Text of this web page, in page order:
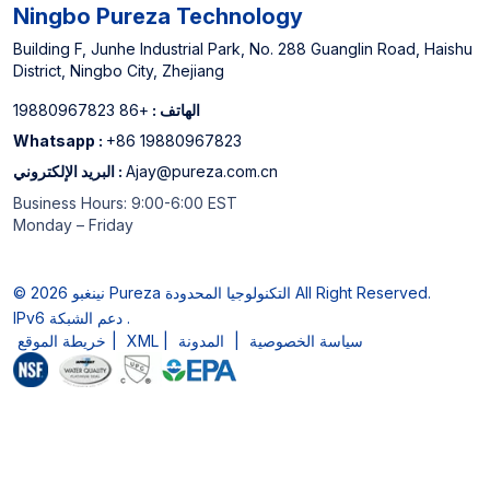
Ningbo Pureza Technology
Building F, Junhe Industrial Park, No. 288 Guanglin Road, Haishu
District, Ningbo City, Zhejiang
الهاتف : +86 19880967823
Whatsapp : +86 19880967823
البريد الإلكتروني : Ajay@pureza.com.cn
Business Hours: 9:00-6:00 EST
Monday – Friday
© 2026 نينغبو Pureza التكنولوجيا المحدودة All Right Reserved.
IPv6 دعم الشبكة .
خريطة الموقع
XML المدونة سياسة الخصوصية